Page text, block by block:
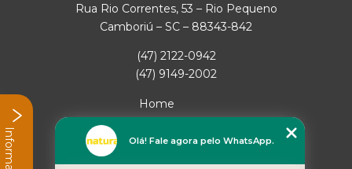
Rua Rio Correntes, 53 – Rio Pequeno
Camboriú – SC – 88343-842
(47) 2122-0942
(47) 9149-2002
Home
Empresa
Missão
Olá! Fale agora pelo WhatsApp.